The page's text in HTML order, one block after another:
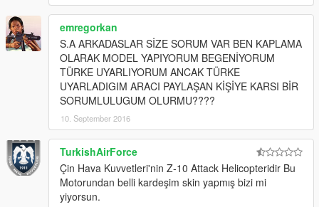
emregorkan
S.A ARKADASLAR SİZE SORUM VAR BEN KAPLAMA
OLARAK MODEL YAPIYORUM BEGENİYORUM
TÜRKE UYARLIYORUM ANCAK TÜRKE
UYARLADIGIM ARACI PAYLAŞAN KİŞİYE KARSI BİR
SORUMLULUGUM OLURMU????
10. September 2016
TurkishAirForce
Çin Hava Kuvvetleri'nin Z-10 Attack Helicopteridir Bu
Motorundan belli kardeşim skin yapmış bizi mi
yiyorsun.